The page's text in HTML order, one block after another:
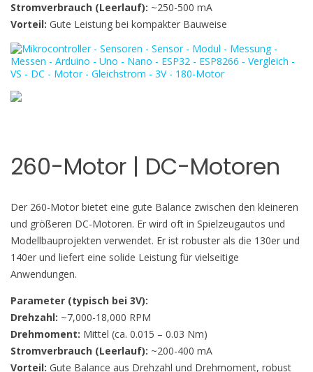
Stromverbrauch (Leerlauf): ~250-500 mA
Vorteil: Gute Leistung bei kompakter Bauweise
260-Motor | DC-Motoren
Der 260-Motor bietet eine gute Balance zwischen den kleineren
und größeren DC-Motoren. Er wird oft in Spielzeugautos und
Modellbauprojekten verwendet. Er ist robuster als die 130er und
140er und liefert eine solide Leistung für vielseitige
Anwendungen.
Parameter (typisch bei 3V):
Drehzahl: ~7,000-18,000 RPM
Drehmoment: Mittel (ca. 0.015 – 0.03 Nm)
Stromverbrauch (Leerlauf): ~200-400 mA
Vorteil: Gute Balance aus Drehzahl und Drehmoment, robust